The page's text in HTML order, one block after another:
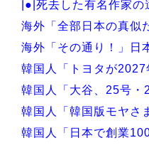
|●|死去した有名作家の
海外「全部日本の真似
海外「その通り！」日
韓国人「トヨタが2027
韓国人「大谷、25号・
韓国人「韓国版モヤさ
韓国人「日本で創業